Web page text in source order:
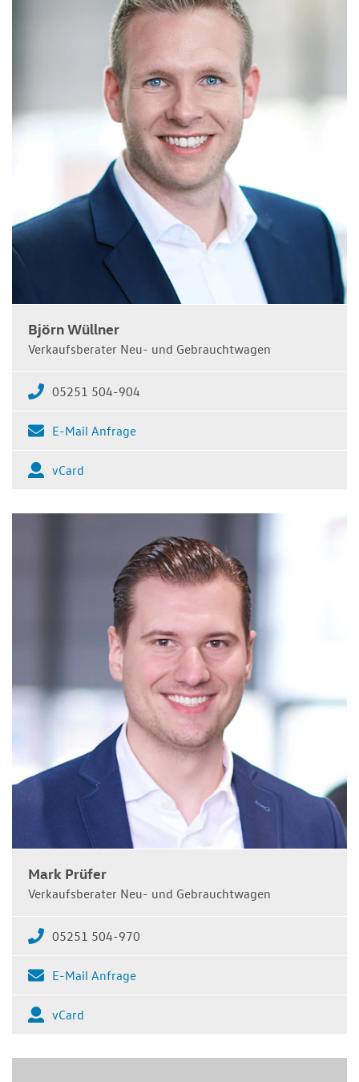
Björn Wüllner
Verkaufsberater Neu- und Gebrauchtwagen
05251 504-904
E-Mail Anfrage
vCard
Mark Prüfer
Verkaufsberater Neu- und Gebrauchtwagen
05251 504-970
E-Mail Anfrage
vCard